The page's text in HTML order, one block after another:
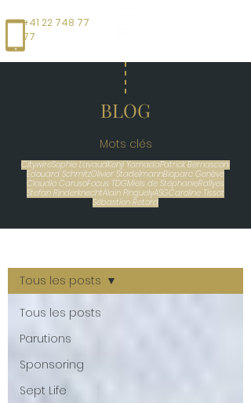
+41 22 748 77
77
BLOG
Mots clés
CitywireSophie LavaudKenji YamadaPatrick Bernasconi
Edouard SchmitzOlivier StadelmannBioparc Genève
Claudio CarusoFocus TDGMiels de StéphanieRallyes
Stefan RinderknechtAlain PinguelyASGCaroline Tissot
Sébastien Retord
Tous les posts
Parutions
Sponsoring
Sept Life
Tous les posts